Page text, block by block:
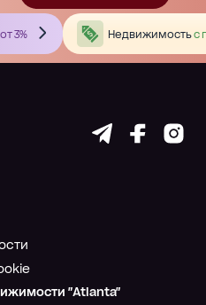
от 3% Недвижимостьс
"Atlanta"